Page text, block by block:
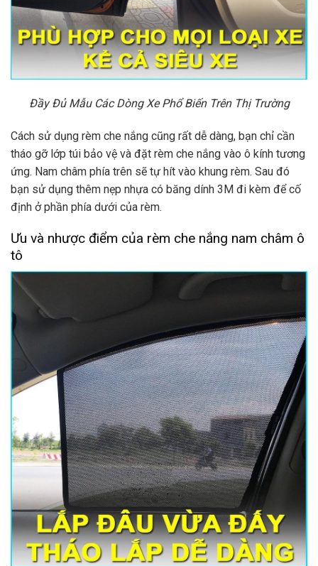
Đầy Đủ Mẫu Các Dòng Xe Phổ Biến Trên Thị Trường
Cách sử dụng rèm che nắng cũng rất dễ dàng, bạn chỉ cần
tháo gỡ lớp túi bảo vệ và đặt rèm che nắng vào ô kính tương
ứng. Nam châm phía trên sẽ tự hít vào khung rèm. Sau đó
bạn sử dụng thêm nẹp nhựa có băng dính 3M đi kèm để cố
định ở phần phía dưới của rèm.
Ưu và nhược điểm của rèm che nắng nam châm ô
tô